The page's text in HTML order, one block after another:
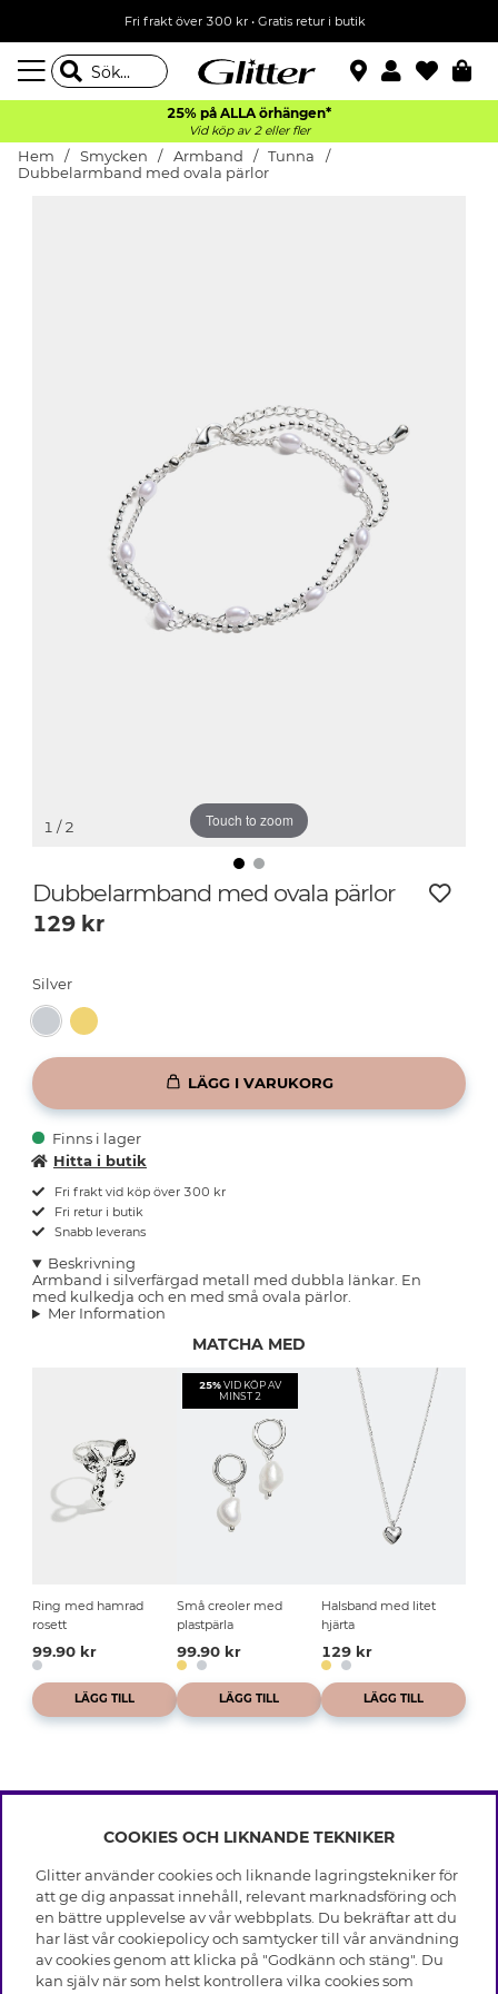
Fri frakt över 300 kr• Gratis retur i butik
25% på ALLA örhängen*
Vid köp av 2 eller fler
Hem Smycken Armband
Tunna
Dubbelarmband med ovala pärlor
Touch to zoom
1 / 2
Dubbelarmband med ovala pärlor
129 kr
Silver
LÄGG I VARUKORG
Finns i lager
Hitta i butik
Fri frakt vid köp över 300 kr
Fri retur i butik
Snabb leverans
Beskrivning
Armband i silverfärgad metall med dubbla länkar. En
med kulkedja och en med små ovala pärlor.
Mer Information
MATCHA MED
Ring med hamrad
rosett
99.90 kr
LÄGG TILL
25% VID KÖP AV
MINST 2
Små creoler med
plastpärla
99.90 kr
LÄGG TILL
Halsband med litet
hjärta
129 kr
LÄGG TILL
INFO
Leverans
Villkor
Integritetspolicy
Cookies
Medlemsvillkor
OM GLITTER
Black Friday
Våra butiker
HJÄLP
COOKIES OCH LIKNANDE TEKNIKER
Glitter använder cookies och liknande lagringstekniker för
att ge dig anpassat innehåll, relevant marknadsföring och
en bättre upplevelse av vår webbplats. Du bekräftar att du
har läst vår cookiepolicy och samtycker till vår användning
av cookies genom att klicka på "Godkänn och stäng". Du
kan själv när som helst kontrollera vilka cookies som